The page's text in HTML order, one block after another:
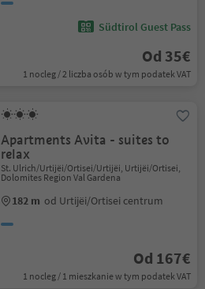
Südtirol Guest Pass
Od 35€
1 nocleg / 2 liczba osób w tym podatek VAT
Apartments Avita - suites to
relax
St. Ulrich/Urtijëi/Ortisei/Urtijëi, Urtijëi/Ortisei,
Dolomites Region Val Gardena
182 m od Urtijëi/Ortisei centrum
Od 167€
1 nocleg / 1 mieszkanie w tym podatek VAT